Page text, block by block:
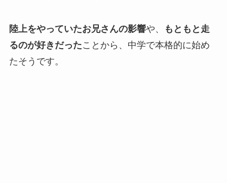
陸上をやっていたお兄さんの影響や、
もともと走
るのが好きだったことから、中学で本格的に始め
たそうです。